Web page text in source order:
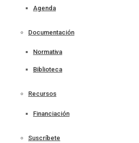
Agenda
Documentación
Normativa
Biblioteca
Recursos
Financiación
Suscríbete